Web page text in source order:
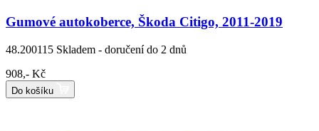
Gumové autokoberce, Škoda Citigo, 2011-2019
48.200115 Skladem - doručení do 2 dnů
908,- Kč
Do košíku